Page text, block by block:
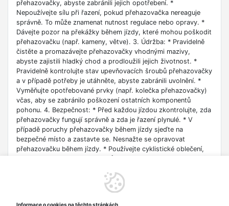
přehazovačky, abyste zabránili jejich opotřebení. *
Nepoužívejte sílu při řazení, pokud přehazovačka nereaguje
správně. To může znamenat nutnost regulace nebo opravy. *
Dávejte pozor na překážky během jízdy, které mohou poškodit
přehazovačku (např. kameny, větve). 3. Údržba: * Pravidelně
čistěte a promazávejte přehazovačky vhodnými mazivy,
abyste zajistili hladký chod a prodloužili jejich životnost. *
Pravidelně kontrolujte stav upevňovacích šroubů přehazovačky
a v případě potřeby je utáhněte, abyste zabránili uvolnění. *
Vyměňujte opotřebované prvky (např. kolečka přehazovačky)
včas, aby se zabránilo poškození ostatních komponentů
pohonu. 4. Bezpečnost: * Před každou jízdou zkontrolujte, zda
přehazovačky fungují správně a zda je řazení plynulé. * V
případě poruchy přehazovačky během jízdy sjeďte na
bezpečné místo a zastavte se. Nesnažte se opravovat
přehazovačku během jízdy. * Používejte cyklistické oblečení,
vystaveny mechanickému poškození. 6. Ochrana životního
prostředí: * Opotřebované přehazovačky a řetězy
Informace o cookies na těchto stránkách